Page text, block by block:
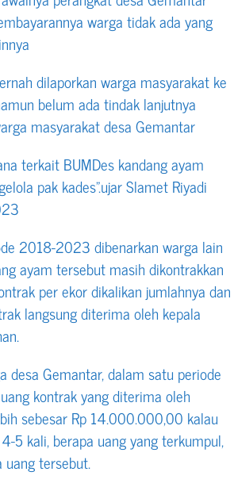
warga tidak ada yang
dilaporkan warga masyarakat ke
belum ada tindak lanjutnya
masyarakat desa Gemantar
terkait BUMDes kandang ayam
pak kades”.ujar Slamet Riyadi
2018-2023 dibenarkan warga lain
ayam tersebut masih dikontrakkan
per ekor dikalikan jumlahnya dan
langsung diterima oleh kepala
desa Gemantar, dalam satu periode
kontrak yang diterima oleh
sebesar Rp 14.000.000,00 kalau
5 kali, berapa uang yang terkumpul,
tersebut.